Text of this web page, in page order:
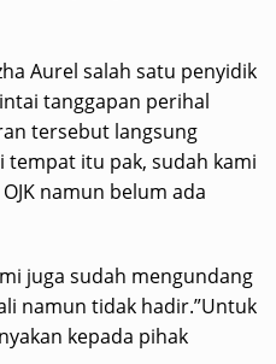
Aurel salah satu penyidik
tanggapan perihal
tersebut langsung
tempat itu pak, sudah kami
namun belum ada
juga sudah mengundang
namun tidak hadir.”Untuk
kepada pihak